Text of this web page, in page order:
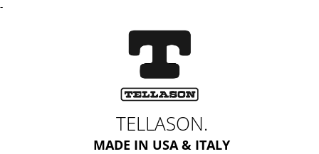
-
TELLASON.
MADE IN USA & ITALY